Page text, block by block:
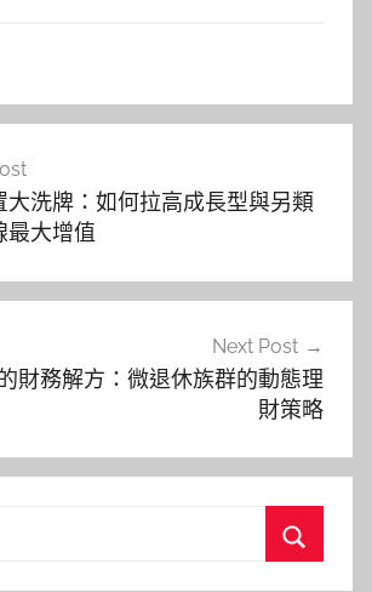
大洗牌：如何拉高成長型與另類
最大增值
Next Post
財務解方：微退休族群的動態理
財策略